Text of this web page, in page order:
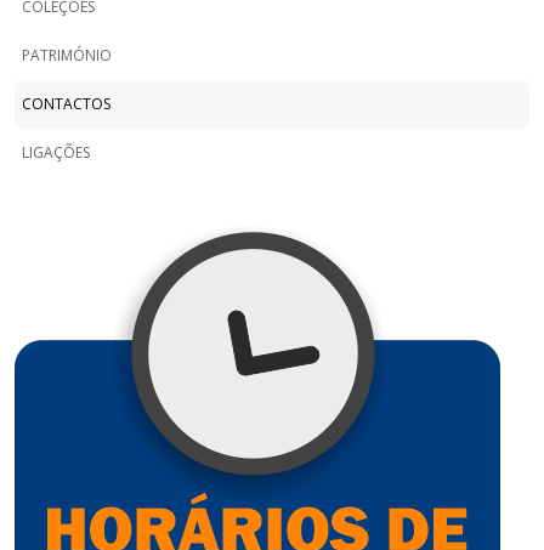
COLEÇÕES
PATRIMÓNIO
CONTACTOS
LIGAÇÕES